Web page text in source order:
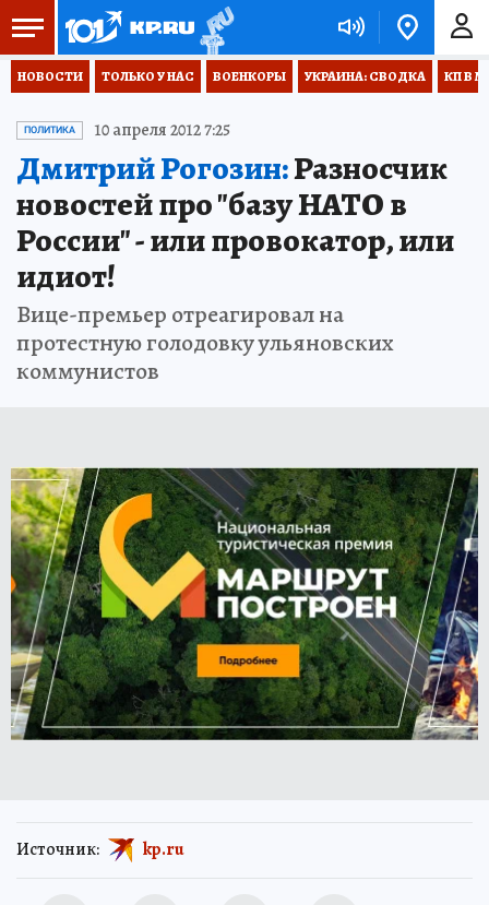
НОВОСТИ ТОЛЬКО У НАС ВОЕНКОРЫ УКРАИНА: СВОДКА КП В
ПОЛИТИКА 10 апреля 2012 7:25
Дмитрий Рогозин:Разносчик
новостей про "базу НАТО в
России" - или провокатор, или
идиот!
Вице-премьер отреагировал на
протестную голодовку ульяновских
коммунистов
Источник: kp.ru